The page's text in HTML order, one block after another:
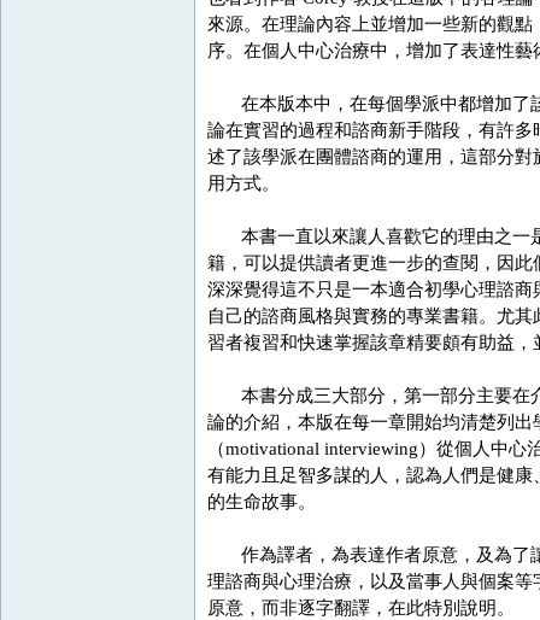
來源。在理論內容上並增加一些新的觀
序。在個人中心治療中，增加了表達性
在本版本中，在每個學派中都增加了
論在實習的過程和諮商新手階段，有許
述了該學派在團體諮商的運用，這部分
用方式。
本書一直以來讓人喜歡它的理由之一
籍，可以提供讀者更進一步的查閱，因
深深覺得這不只是一本適合初學心理諮
自己的諮商風格與實務的專業書籍。尤
習者複習和快速掌握該章精要頗有助益
本書分成三大部分，第一部分主要在
論的介紹，本版在每一章開始均清楚列
（motivational interviewing）從個人中
有能力且足智多謀的人，認為人們是健
的生命故事。
作為譯者，為表達作者原意，及為了
理諮商與心理治療，以及當事人與個案
原意，而非逐字翻譯，在此特別說明。